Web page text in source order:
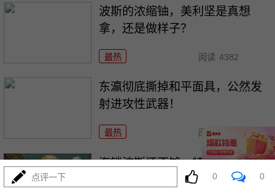
波斯的浓缩铀，美利坚是真想
拿，还是做样子？
最热 阅读 4382
东瀛彻底撕掉和平面具，公然发
射进攻性武器！
最热 阅读 11183
海锁波斯还不够，特朗普又生毒
点评一下 0 0